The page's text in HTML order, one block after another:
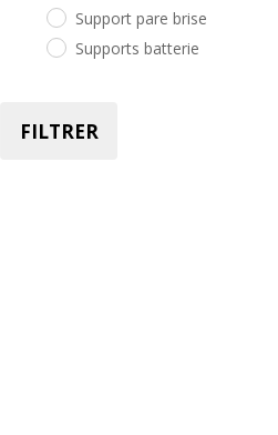
Support pare brise
Supports batterie
FILTRER